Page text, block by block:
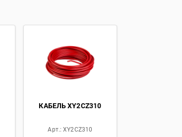
КАБЕЛЬ XY2CZ310
Арт.:XY2CZ310